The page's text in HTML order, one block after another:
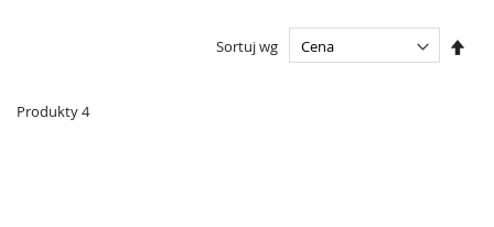
Produkty4
Sortuj wg